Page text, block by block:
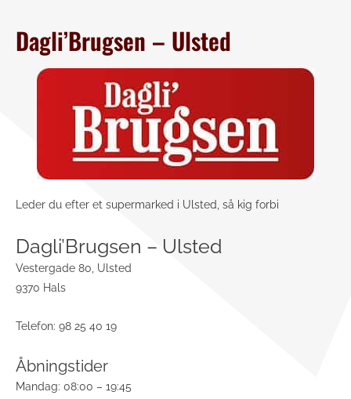
Dagli’Brugsen – Ulsted
Leder du efter et supermarked i Ulsted, så kig forbi
Dagli’Brugsen – Ulsted
Vestergade 80, Ulsted
9370 Hals
Telefon: 98 25 40 19
Åbningstider
Mandag: 08:00 – 19:45